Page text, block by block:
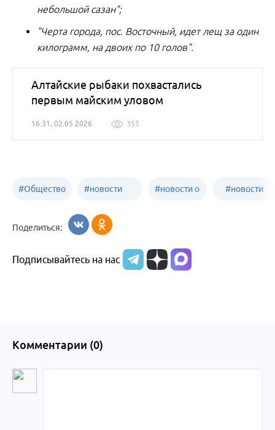
небольшой сазан";
"Черта города, пос. Восточный, идет лещ за один
килограмм, на двоих по 10 голов".
Алтайские рыбаки похвастались
первым майским уловом
16:31, 02.05.2026 355
#Общество #новости
образования
#новости о
Алтайского
#новости
Поделиться:
Подписывайтесь на нас
Комментарии (0)